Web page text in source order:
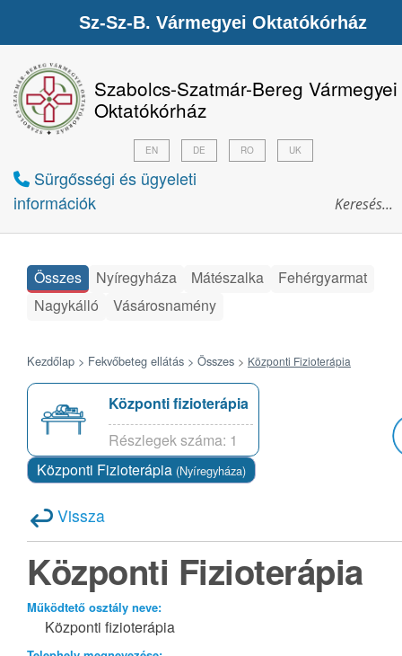
Szabolcs-Szatmár-Bereg Vármegyei
Oktatókórház
Sürgősségi és ügyeleti
információk
EN DE RO UK
Összes Nyíregyháza Mátészalka
Fehérgyarmat
Nagykálló
Vásárosnamény
Kezdőlap > Fekvőbeteg ellátás > Összes > Központi Fizioterápia
Központi fizioterápia
Részlegek száma: 1
Központi Fizioterápia (Nyíregyháza)
Vissza
Központi Fizioterápia
Működtető osztály neve:
Központi fizioterápia
Sz-Sz-B. Vármegyei Oktatókórház